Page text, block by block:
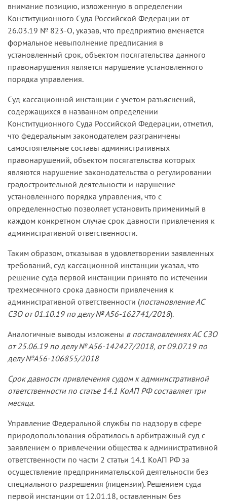
внимание позицию, изложенную в определении
Конституционного Суда Российской Федерации от
26.03.19 № 823-О, указав, что предприятию вменяется
формальное невыполнение предписания в
установленный срок, объектом посягательства данного
правонарушения является нарушение установленного
порядка управления.
Суд кассационной инстанции с учетом разъяснений,
содержащихся в названном определении
Конституционного Суда Российской Федерации, отметил,
что федеральным законодателем разграничены
самостоятельные составы административных
правонарушений, объектом посягательства которых
являются нарушение законодательства о регулировании
градостроительной деятельности и нарушение
установленного порядка управления, что с
определенностью позволяет установить применимый в
каждом конкретном случае срок давности привлечения к
административной ответственности.
Таким образом, отказывая в удовлетворении заявленных
требований, суд кассационной инстанции указал, что
решение суда первой инстанции принято по истечении
трехмесячного срока давности привлечения к
административной ответственности (постановление АС
СЗО от 01.10.19 по делу № А56-162741/2018).
Аналогичные выводы изложены в постановлениях АС СЗО
от 25.06.19 по делу № А56-142427/2018, от 09.07.19 по
делу №А56-106855/2018
Срок давности привлечения судом к административной
от­ветственности по статье 14.1 КоАП РФ составляет три
месяца.
Управление Федеральной службы по надзору в сфере
природопользования обратилось в арбитражный суд с
заявлением о привлечении общества к административной
ответственности по части 2 статьи 14.1 КоАП РФ за
осуществление предпринимательской деятельности без
специального разрешения (лицензии). Решением суда
первой инстанции от 12.01.18, оставленным без